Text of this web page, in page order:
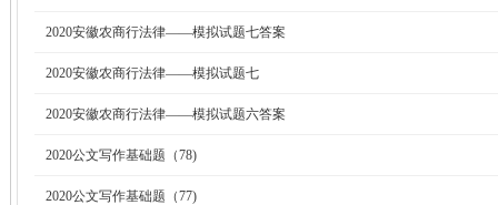
2020安徽农商行法律——模拟试题七答案
2020安徽农商行法律——模拟试题七
2020安徽农商行法律——模拟试题六答案
2020公文写作基础题（78)
2020公文写作基础题（77)